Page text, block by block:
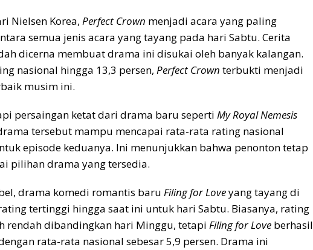
Nielsen Korea, Perfect Crown menjadi acara yang paling
semua jenis acara yang tayang pada hari Sabtu. Cerita
dicerna membuat drama ini disukai oleh banyak kalangan.
nasional hingga 13,3 persen, Perfect Crown terbukti menjadi
musim ini.
persaingan ketat dari drama baru seperti My Royal Nemesis
tersebut mampu mencapai rata-rata rating nasional
episode keduanya. Ini menunjukkan bahwa penonton tetap
pilihan drama yang tersedia.
drama komedi romantis baru Filing for Loveyang tayang di
tertinggi hingga saat ini untuk hari Sabtu. Biasanya, rating
rendah dibandingkan hari Minggu, tetapi Filing for Love berhasil
rata-rata nasional sebesar 5,9 persen. Drama ini